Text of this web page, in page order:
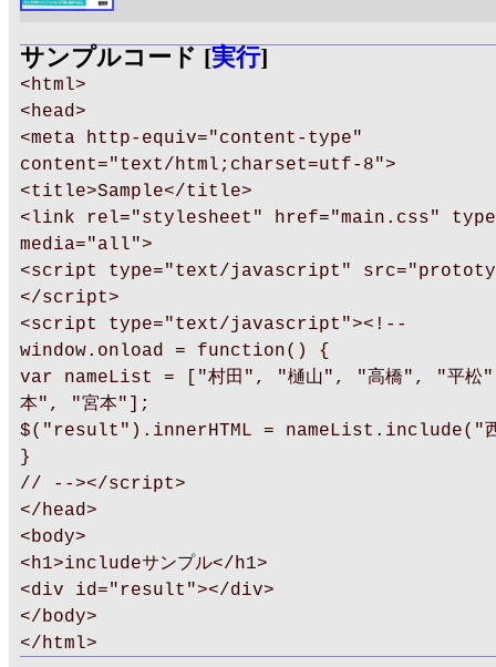
サンプルコード [実行]
<html>
<head>
<meta http-equiv="content-type"
content="text/html;charset=utf-8">
<title>Sample</title>
<link rel="stylesheet" href="main.css"
media="all">
<script type="text/javascript"
</script>
<script type="text/javascript"><!--
window.onload = function() {
var nameList = ["村田", "樋山", "高橋", "平
本", "宮本"];
$("result").innerHTML = nameList.include("
}
// --></script>
</head>
<body>
<h1>includeサンプル</h1>
<div id="result"></div>
</body>
</html>